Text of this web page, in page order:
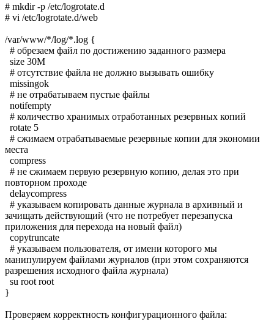
# mkdir -p /etc/logrotate.d
# vi /etc/logrotate.d/web
/var/www/*/log/*.log {
# обрезаем файл по достижению заданного размера
size 30M
# отсутствие файла не должно вызывать ошибку
missingok
# не отрабатываем пустые файлы
notifempty
# количество хранимых отработанных резервных копий
rotate 5
# сжимаем отрабатываемые резервные копии для экономии
места
compress
# не сжимаем первую резервную копию, делая это при
повторном проходе
delaycompress
# указываем копировать данные журнала в архивный и
зачищать действующий (что не потребует перезапуска
приложения для перехода на новый файл)
copytruncate
# указываем пользователя, от имени которого мы
манипулируем файлами журналов (при этом сохраняются
разрешения исходного файла журнала)
su root root
}
Проверяем корректность конфигурационного файла: